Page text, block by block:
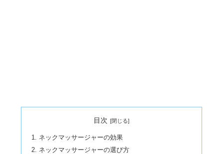
目次
ネックマッサージャーの効果
ネックマッサージャーの選び方